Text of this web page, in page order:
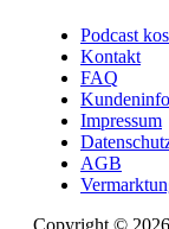
Podcast
Kontakt
FAQ
Impressum
AGB
Copyright ©